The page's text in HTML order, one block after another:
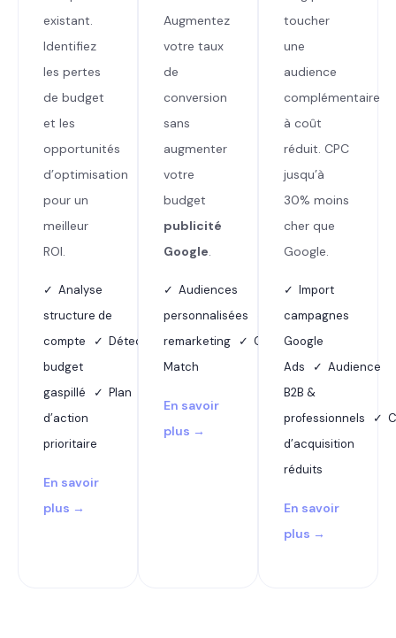
existant.
Identifiez
les pertes
de budget
et les
opportunités
d’optimisation
pour un
meilleur
ROI.
✓ Analyse
structure de
compte ✓ Détection
budget
gaspillé ✓ Plan
d’action
prioritaire
En savoir
plus →
Augmentez
votre taux
de
conversion
sans
augmenter
votre
budget
publicité
Google.
✓ Audiences
personnalisées ✓ Dynamic
remarketing ✓ Customer
Match
En savoir
plus →
toucher
une
audience
complémentaire
à coût
réduit. CPC
jusqu’à
30% moins
cher que
Google.
✓ Import
campagnes
Google
Ads ✓ Audience
B2B &
professionnels ✓
d’acquisition
réduits
En savoir
plus →